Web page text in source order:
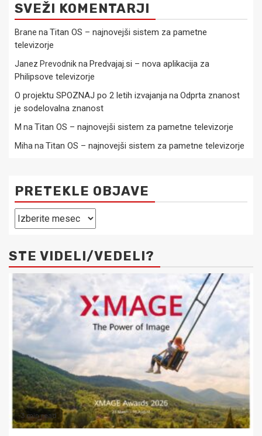
SVEŽI KOMENTARJI
Brane naTitan OS – najnovejši sistem za pametne
televizorje
Janez PrevodniknaPredvajaj.si – nova aplikacija za
Philipsove televizorje
O projektu SPOZNAJ po 2 letih izvajanjanaOdprta znanost
je sodelovalna znanost
M naTitan OS – najnovejši sistem za pametne televizorje
MihanaTitan OS – najnovejši sistem za pametne televizorje
PRETEKLE OBJAVE
Pretekle
objave
STE VIDELI/VEDELI?
3 min read